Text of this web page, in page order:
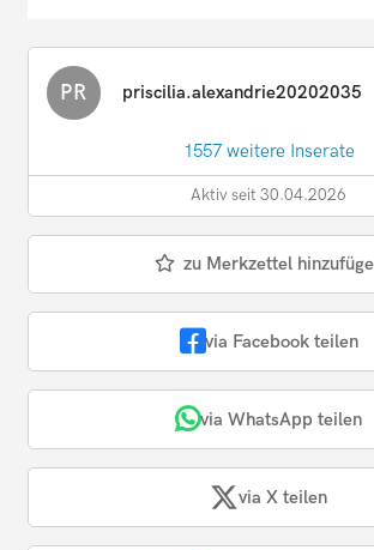
PR priscilia.alexandrie20202035
1557 weitere Inserate
Aktiv seit 30.04.2026
zu Merkzettel
via Facebook teilen
via WhatsApp teilen
via X teilen